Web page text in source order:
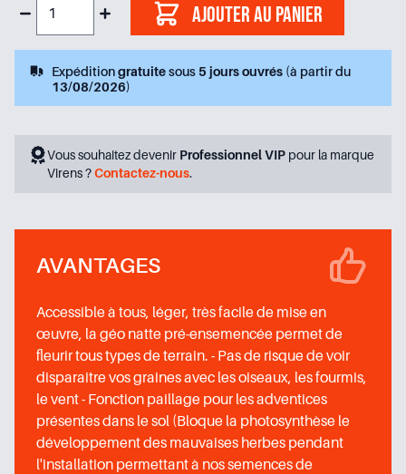
Ajouter au panier
Expéditiongratuitesous 5 jours ouvrés (à partir du
13/08/2026)
Vous souhaitez devenir Professionnel VIP pour la marque
Virens ?Contactez-nous.
AVANTAGES
Accessible à tous, léger, très facile de mise en
œuvre, la géo natte pré-ensemencée permet de
fleurir tous types de terrain. - Pas de risque de voir
disparaitre vos graines avec les oiseaux, les fourmis,
le vent - Fonction paillage pour les adventices
présentes dans le sol (Bloque la photosynthèse le
développement des mauvaises herbes pendant
l'installation permettant à nos semences de